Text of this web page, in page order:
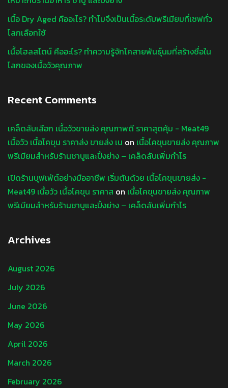
เนื้อ Dry Aged คืออะไร? ทำไมจึงเป็นเนื้อระดับพรีเมียมที่เชฟทั่ว
โลกเลือกใช้
เนื้อโฮลสไตน์ คืออะไร? ทำความรู้จักโคสายพันธุ์นมที่สร้างชื่อใน
โลกของเนื้อวัวคุณภาพ
Recent Comments
เคล็ดลับเลือก เนื้อวัวขายส่ง คุณภาพดี ราคาสุดคุ้ม - Meat49
เนื้อวัว เนื้อโคขุน ราคาส่ง ขายส่ง เน on เนื้อโคขุนขายส่ง คุณภาพ
พรีเมียมสำหรับร้านชาบูและปิ้งย่าง – เคล็ดลับเพิ่มกำไร
เปิดร้านบุฟเฟ่ต์อย่างมืออาชีพ เริ่มต้นด้วย เนื้อโคขุนขายส่ง -
Meat49 เนื้อวัว เนื้อโคขุน ราคาส on เนื้อโคขุนขายส่ง คุณภาพ
พรีเมียมสำหรับร้านชาบูและปิ้งย่าง – เคล็ดลับเพิ่มกำไร
Archives
August 2026
July 2026
June 2026
May 2026
April 2026
March 2026
February 2026